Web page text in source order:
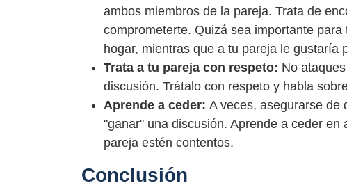
ambos miembros de la pareja. Trata de
comprometerte. Quizá sea importante
hogar, mientras que a tu pareja le gustaría
Trata a tu pareja con respeto: No
discusión. Trátalo con respeto y habla
Aprende a ceder: A veces, asegurarse de
"ganar" una discusión. Aprende a ceder
pareja estén contentos.
Conclusión